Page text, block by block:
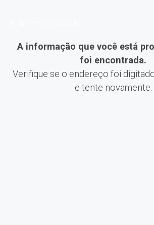
A informação que você está
foi encontrada.
Verifique se o endereço foi
e tente novamente.